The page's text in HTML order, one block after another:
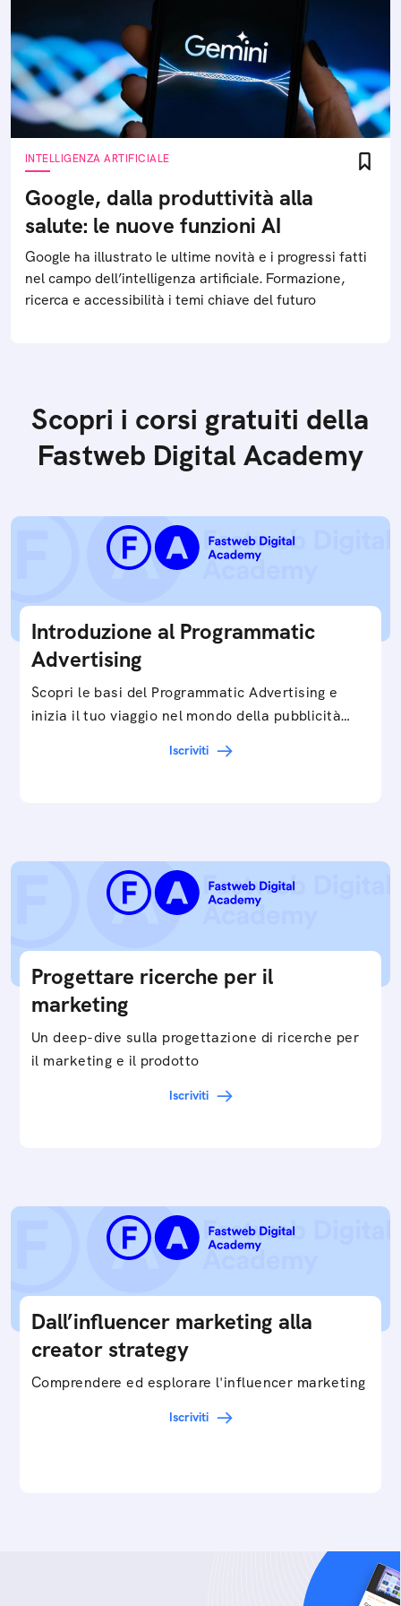
INTELLIGENZA ARTIFICIALE
Google, dalla produttività alla
salute: le nuove funzioni AI
Google ha illustrato le ultime novità e i progressi fatti
nel campo dell’intelligenza artificiale. Formazione,
ricerca e accessibilità i temi chiave del futuro
Scopri i corsi gratuiti della
Fastweb Digital Academy
Introduzione al Programmatic
Advertising
Scopri le basi del Programmatic Advertising e
inizia il tuo viaggio nel mondo della pubblicità
Iscriviti
Progettare ricerche per il
marketing
Un deep-dive sulla progettazione di ricerche per
il marketing e il prodotto
Iscriviti
Dall’influencer marketing alla
creator strategy
Comprendere ed esplorare l'influencer marketing
Iscriviti